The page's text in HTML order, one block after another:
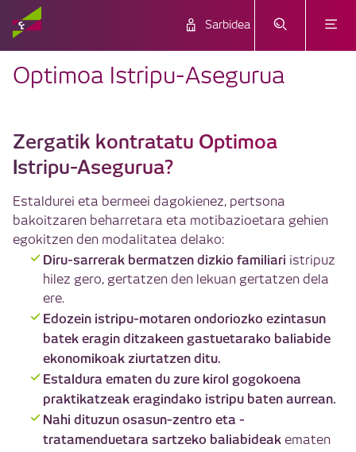
Sarbidea
Optimoa Istripu-Asegurua
Zergatik kontratatu Optimoa
Istripu-Asegurua?
Estaldurei eta bermeei dagokienez, pertsona
bakoitzaren beharretara eta motibazioetara gehien
egokitzen den modalitatea delako:
Diru-sarrerak bermatzen dizkio familiari istripuz
hilez gero, gertatzen den lekuan gertatzen dela
ere.
Edozein istripu-motaren ondoriozko ezintasun
batek eragin ditzakeen gastuetarako baliabide
ekonomikoak ziurtatzen ditu.
Estaldura ematen du zure kirol gogokoena
praktikatzeak eragindako istripu baten aurrean.
Nahi dituzun osasun-zentro eta -
tratamenduetara sartzeko baliabideak ematen